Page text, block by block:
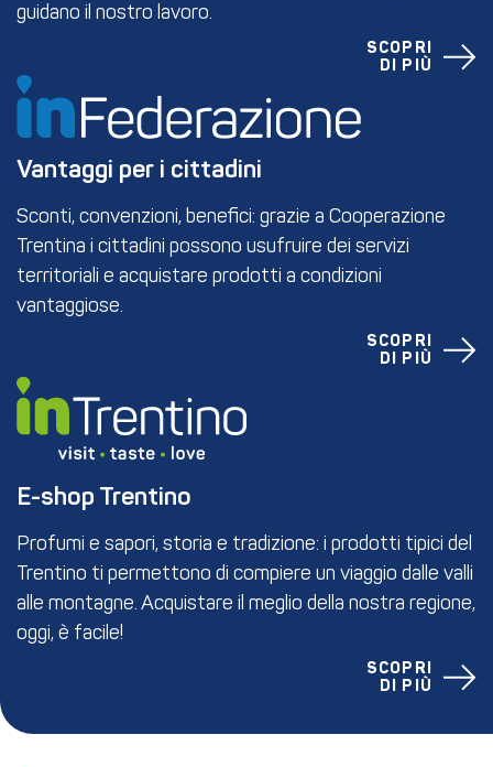
guidano il nostro lavoro.
SCOPRI
DI PIÙ
Vantaggi per i cittadini
Sconti, convenzioni, benefici: grazie a Cooperazione
Trentina i cittadini possono usufruire dei servizi
territoriali e acquistare prodotti a condizioni
vantaggiose.
SCOPRI
DI PIÙ
E-shop Trentino
Profumi e sapori, storia e tradizione: i prodotti tipici del
Trentino ti permettono di compiere un viaggio dalle valli
alle montagne. Acquistare il meglio della nostra regione,
oggi, è facile!
SCOPRI
DI PIÙ